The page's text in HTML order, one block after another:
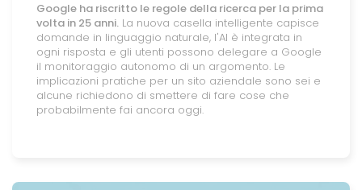
Google ha riscritto le regole della ricerca per la prima
volta in 25 anni. La nuova casella intelligente capisce
domande in linguaggio naturale, l'AI è integrata in
ogni risposta e gli utenti possono delegare a Google
il monitoraggio autonomo di un argomento. Le
implicazioni pratiche per un sito aziendale sono sei e
alcune richiedono di smettere di fare cose che
probabilmente fai ancora oggi.